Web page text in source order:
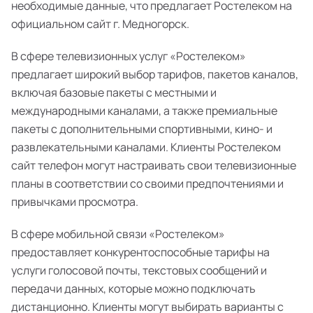
необходимые данные, что предлагает Ростелеком на
официальном сайт г. Медногорск.
В сфере телевизионных услуг «Ростелеком»
предлагает широкий выбор тарифов, пакетов каналов,
включая базовые пакеты с местными и
международными каналами, а также премиальные
пакеты с дополнительными спортивными, кино- и
развлекательными каналами. Клиенты Ростелеком
сайт телефон могут настраивать свои телевизионные
планы в соответствии со своими предпочтениями и
привычками просмотра.
В сфере мобильной связи «Ростелеком»
предоставляет конкурентоспособные тарифы на
услуги голосовой почты, текстовых сообщений и
передачи данных, которые можно подключать
дистанционно. Клиенты могут выбирать варианты с